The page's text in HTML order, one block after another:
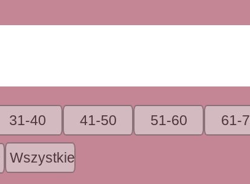
31-40 41-50 51-60 61-
Wszystkie